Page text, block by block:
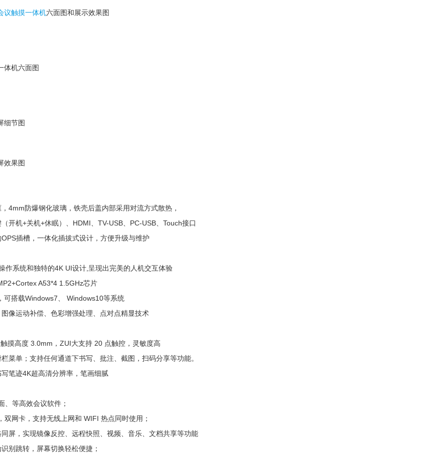
议触摸一体机六面图和展示效果图
体机六面图
细节图
效果图
4mm防爆钢化玻璃，铁壳后盖内部采用对流方式散热，
开机+关机+休眠）、HDMI、TV-USB、PC-USB、Touch接口
插槽，一体化插拔式设计，方便升级与维护
作系统和独特的4K UI设计,呈现出完美的人机交互体验
A53*4 1.5GHz芯片
可搭载Windows7、 Windows10等系统
像运动补偿、色彩增强处理、点对点精显技术
摸高度 3.0mm，ZUI大支持 20 点触控，灵敏度高
菜单；支持任何通道下书写、批注、截图，扫码分享等功能。
笔迹4K超高清分辨率，笔画细腻
、等高效会议软件；
双网卡，支持无线上网和 WIFI 热点同时使用；
屏，实现镜像反控、远程快照、视频、音乐、文档共享等功能
别跳转，屏幕切换轻松便捷；